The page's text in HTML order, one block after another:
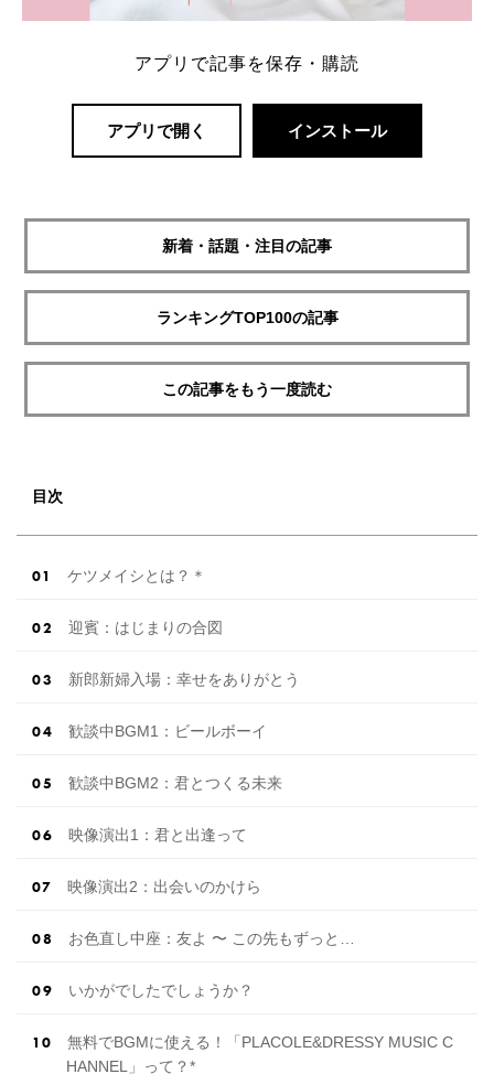
アプリで記事を保存・購読
アプリで開く インストール
新着・話題・注目の記事
ランキングTOP100の記事
この記事をもう一度読む
目次
ケツメイシとは？＊
迎賓：はじまりの合図
新郎新婦入場：幸せをありがとう
歓談中BGM1：ビールボーイ
歓談中BGM2：君とつくる未来
映像演出1：君と出逢って
映像演出2：出会いのかけら
お色直し中座：友よ 〜 この先もずっと…
いかがでしたでしょうか？
無料でBGMに使える！「PLACOLE&DRESSY MUSIC C
HANNEL」って？*